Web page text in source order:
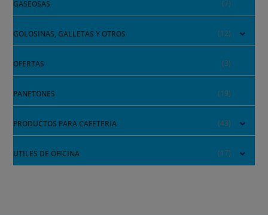
GASEOSAS (7)
GOLOSINAS, GALLETAS Y OTROS (12)
OFERTAS (3)
PANETONES (19)
PRODUCTOS PARA CAFETERIA (43)
UTILES DE OFICINA (17)